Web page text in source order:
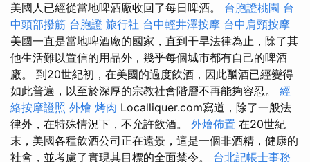
美國人已經從當地啤酒廠收回了每日啤酒。 台胞證桃園 台
中頭部撥筋 台胞證 旅行社 台中輕井澤按摩 台中肩頸按摩
美國一直是當地啤酒廠的國家，直到干旱法律為止，除了其
他生活難以置信的用品外，幾乎每個城市都有自己的啤酒
廠。 到20世紀初，在美國的過度飲酒，因此酗酒已經變得
如此普遍，以至於深厚的宗教社會階層不再能夠容忍。 經
絡按摩證照 外燴 烤肉 Localliquer.com寫道，除了一般法
律外，在特殊情況下，不允許飲酒。 外燴佈置 在20世紀
末，美國各種飲酒公司正在遠景，這是一個非酒精，健康的
社會，並考慮了實現其目標的全面禁令。 台北記帳士事務